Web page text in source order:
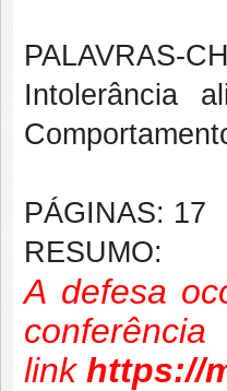
PALAVRAS-
Intolerância
PÁGINAS: 17
RESUMO:
A defesa
link https://